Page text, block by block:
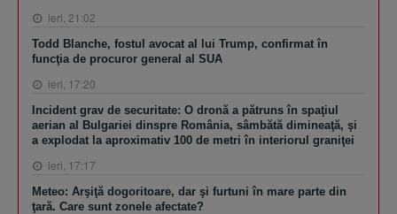
ieri, 21:02
Todd Blanche, fostul avocat al lui Trump, confirmat în
funcţia de procuror general al SUA
ieri, 17:20
Incident grav de securitate: O dronă a pătruns în spaţiul
aerian al Bulgariei dinspre România, sâmbătă dimineaţă, şi
a explodat la aproximativ 100 de metri în interiorul graniţei
ieri, 17:17
Meteo: Arşiţă dogoritoare, dar şi furtuni în mare parte din
ţară. Care sunt zonele afectate?